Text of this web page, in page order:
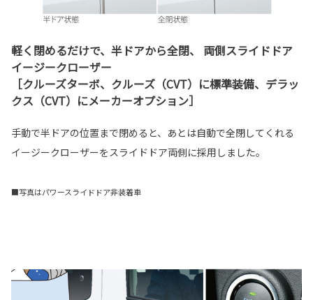
軽く閉めるだけで、半ドアから全閉、 両側スライドドア
イージークローザー
［クルーズターボ、クルーズ（CVT）に標準装備、デラッ
クス（CVT）にメーカーオプション］
手動で半ドアの位置まで閉めると、あとは自動で全閉してくれる
イージークローザーをスライドドア両側に採用しました。
■写真はパワースライドドア非装着車